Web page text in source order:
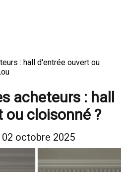
: hall d'entrée ouvert ou
acheteurs : hall
ou cloisonné ?
octobre 2025